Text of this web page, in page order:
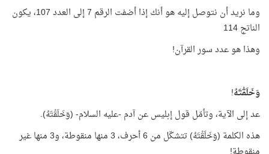
وما نريد أن نتوصل إليه هو أنك إذا أضفت الرقم 7 إلى العدد 107، يكون
الناتج 114
وهذا هو عدد سور القرآن!
وَخَلَقْتَهُ!
عد إلى الآية، وتأمّل قول إبليس عن آدم -عليه السلام- (وَخَلَقْتَهُ).
هذه الكلمة (وَخَلَقْتَهُ) تتشكّل من 6 أحرف، 3 منها منقوطة، و3 منها غير